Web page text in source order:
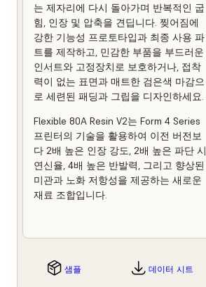
는 제자리에 다시 돌아가며 반복적인 굽
힘, 인장 및 압축을 견딥니다. 찢어짐에
강한 기능성 프로토타입과 최종 사용 파
트를 제작하고, 민감한 부품을 부드러운
인서트와 고정장치로 보호하거나, 접착
력이 없는 표면과 매트한 검은색 마감으
로 세련된 패딩과 그립을 디자인하세요.
Flexible 80A Resin V2는 Form 4 Series
프린터의 기술을 활용하여 이전 버전보
다 2배 높은 인장 강도, 2배 높은 파단 시
연신율, 4배 높은 반발력, 그리고 향상된
미관과 노화 저항성을 제공하는 새로운
재료 조합입니다.
샘플 데이터 시트